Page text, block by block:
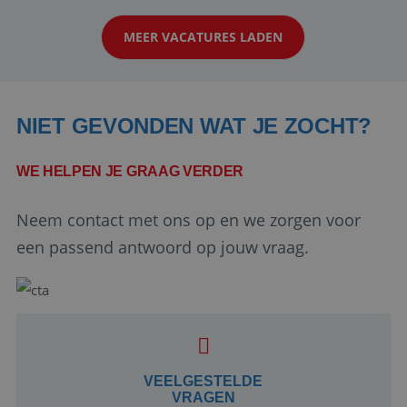
werken: of het nu gaat om vragen ...
MEER VACATURES LADEN
NIET GEVONDEN WAT JE ZOCHT?
WE HELPEN JE GRAAG VERDER
Neem contact met ons op en we zorgen voor
een passend antwoord op jouw vraag.
VEELGESTELDE
VRAGEN
Google Privacy Policy